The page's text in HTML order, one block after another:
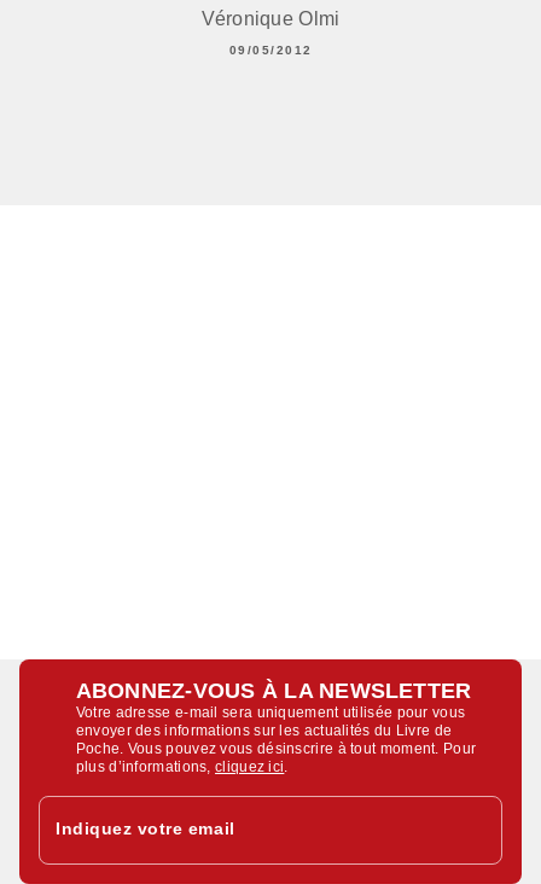
Véronique Olmi
09/05/2012
ABONNEZ-VOUS À LA NEWSLETTER
Votre adresse e-mail sera uniquement utilisée pour vous
envoyer des informations sur les actualités du Livre de
Poche. Vous pouvez vous désinscrire à tout moment. Pour
plus d’informations,cliquez ici
Indiquez votre email